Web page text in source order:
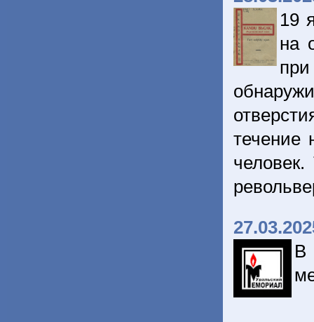
19
на
течение
В